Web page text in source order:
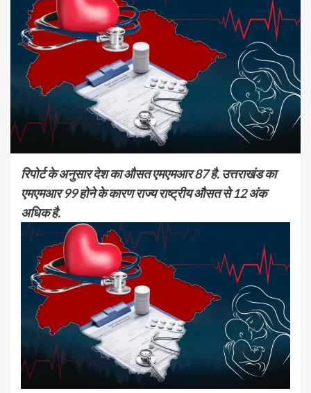
रिपोर्ट के अनुसार देश का औसत एमएमआर 87 है. उत्तराखंड का
एमएमआर 99 होने के कारण राज्य राष्ट्रीय औसत से 12 अंक
अधिक है.